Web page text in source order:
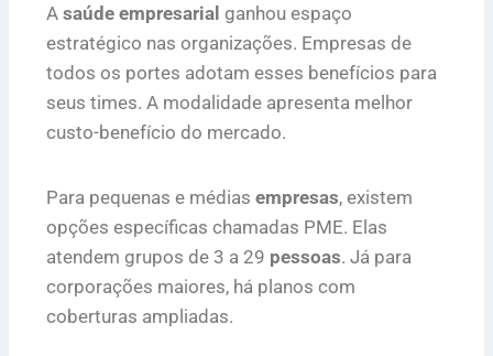
A saúde empresarial ganhou espaço
estratégico nas organizações. Empresas de
todos os portes adotam esses benefícios para
seus times. A modalidade apresenta melhor
custo-benefício do mercado.
Para pequenas e médias empresas, existem
opções específicas chamadas PME. Elas
atendem grupos de 3 a 29 pessoas. Já para
corporações maiores, há planos com
coberturas ampliadas.